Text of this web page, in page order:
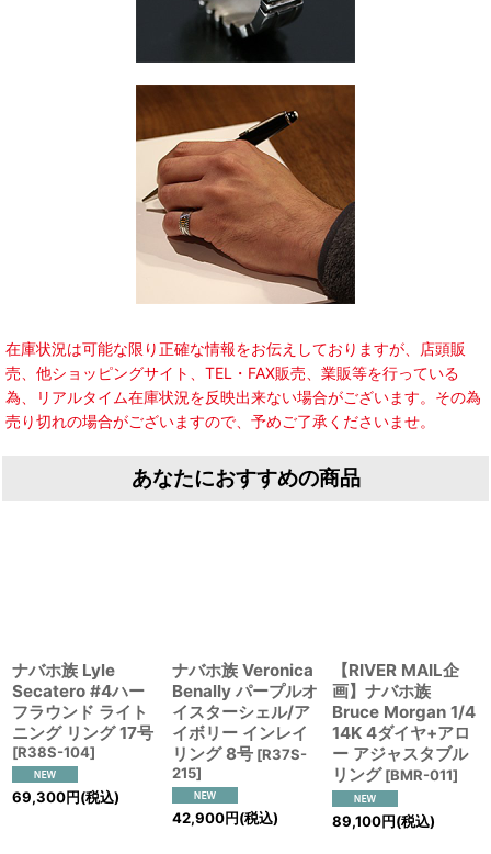
在庫状況は可能な限り正確な情報をお伝えしておりますが、店頭販
売、他ショッピングサイト、TEL・FAX販売、業販等を行っている
為、リアルタイム在庫状況を反映出来ない場合がございます。その為
売り切れの場合がございますので、予めご了承くださいませ。
あなたにおすすめの商品
ナバホ族 Lyle
Secatero #4ハー
フラウンド ライト
ニング リング 17号
[R38S-104]
69,300円(税込)
ナバホ族 Veronica
Benally パープルオ
イスターシェル/ア
イボリー インレイ
リング 8号 [R37S-
215]
42,900円(税込)
【RIVER MAIL企
画】ナバホ族
Bruce Morgan 1/4
14K 4ダイヤ+アロ
ー アジャスタブル
リング [BMR-011]
89,100円(税込)